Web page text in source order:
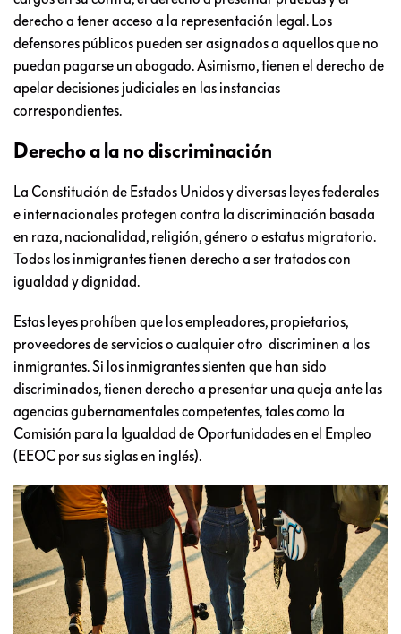
derecho a tener acceso a la representación legal. Los
defensores públicos pueden ser asignados a aquellos que no
puedan pagarse un abogado. Asimismo, tienen el derecho de
apelar decisiones judiciales en las instancias
correspondientes.
Derecho a la no discriminación
La Constitución de Estados Unidos y diversas leyes federales
e internacionales protegen contra la discriminación basada
en raza, nacionalidad, religión, género o estatus migratorio.
Todos los inmigrantes tienen derecho a ser tratados con
igualdad y dignidad.
Estas leyes prohíben que los empleadores, propietarios,
proveedores de servicios o cualquier otro discriminen a los
inmigrantes. Si los inmigrantes sienten que han sido
discriminados, tienen derecho a presentar una queja ante las
agencias gubernamentales competentes, tales como la
Comisión para la Igualdad de Oportunidades en el Empleo
(EEOC por sus siglas en inglés).